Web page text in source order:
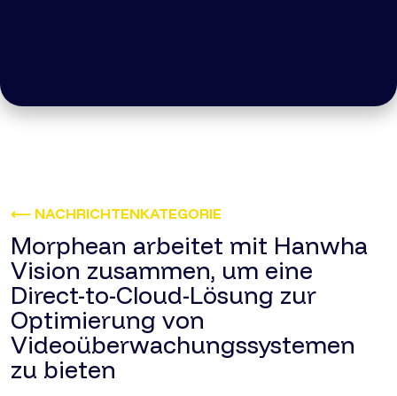
⟵ NACHRICHTENKATEGORIE
Morphean arbeitet mit Hanwha
Vision zusammen, um eine
Direct-to-Cloud-Lösung zur
Optimierung von
Videoüberwachungssystemen
zu bieten